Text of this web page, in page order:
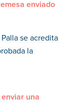
enviado
se acredita
la
una